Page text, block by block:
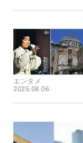
エンタメ
2025.08.06